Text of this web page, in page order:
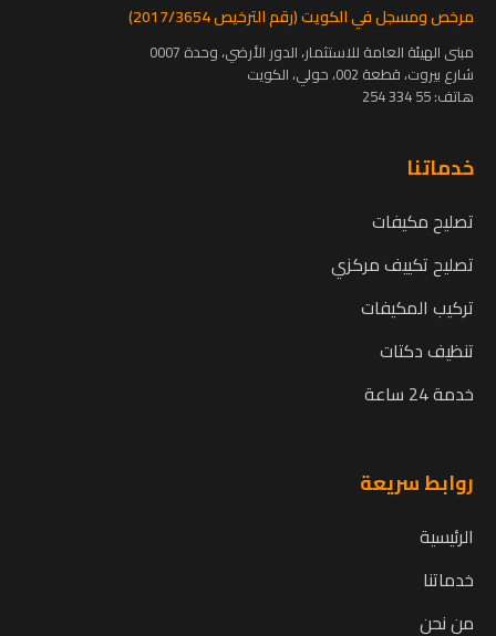
مرخص ومسجل في الكويت (رقم الترخيص 2017/3654)
مبنى الهيئة العامة للاستثمار، الدور الأرضي، وحدة 0007
شارع بيروت، قطعة 002، حولي، الكويت
هاتف:55 334 254
خدماتنا
تصليح مكيفات
تصليح تكييف مركزي
تركيب المكيفات
تنظيف دكتات
خدمة 24 ساعة
روابط سريعة
الرئيسية
خدماتنا
من نحن